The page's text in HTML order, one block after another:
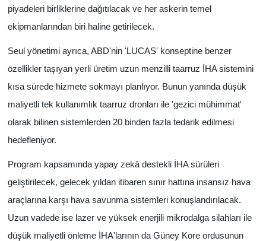
piyadeleri birliklerine dağıtılacak ve her askerin temel
ekipmanlarından biri haline getirilecek.
Seul yönetimi ayrıca, ABD'nin 'LUCAS' konseptine benzer
özellikler taşıyan yerli üretim uzun menzilli taarruz İHA sistemini
kısa sürede hizmete sokmayı planlıyor. Bunun yanında düşük
maliyetli tek kullanımlık taarruz dronları ile 'gezici mühimmat'
olarak bilinen sistemlerden 20 binden fazla tedarik edilmesi
hedefleniyor.
Program kapsamında yapay zekâ destekli İHA sürüleri
geliştirilecek, gelecek yıldan itibaren sınır hattına insansız hava
araçlarına karşı hava savunma sistemleri konuşlandırılacak.
Uzun vadede ise lazer ve yüksek enerjili mikrodalga silahları ile
düşük maliyetli önleme İHA'larının da Güney Kore ordusunun